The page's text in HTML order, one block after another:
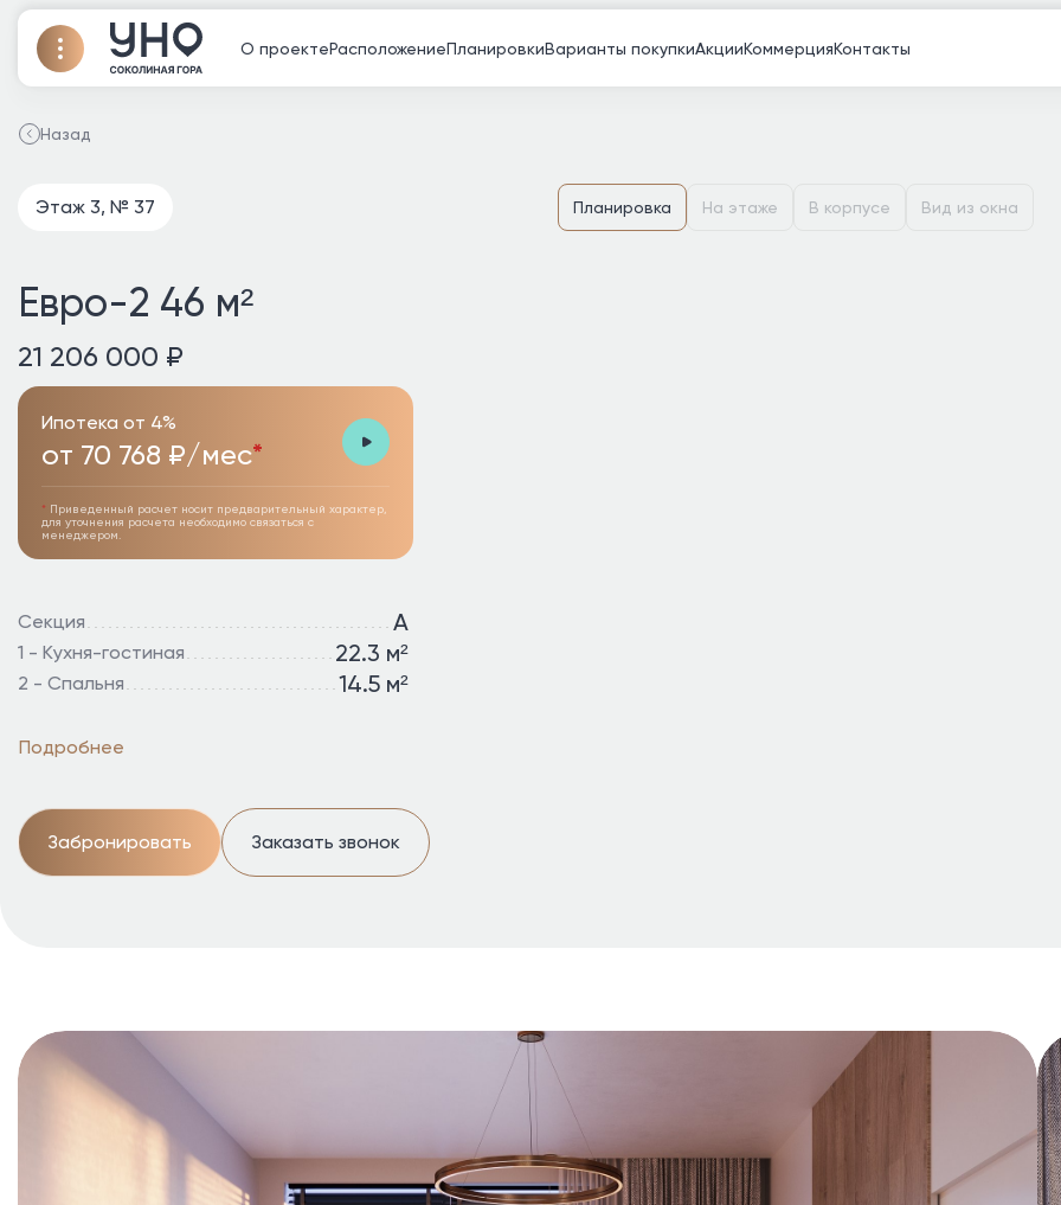
О проектеРасположениеПланировкиВарианты покупкиАкцииКоммерцияКонтакты
Назад
Этаж 3, № 37
Евро-2 46 м²
21 206 000 ₽
Ипотека от 4%
от 70 768 ₽/мес*
* Приведенный расчет носит предварительный характер,
для уточнения расчета необходимо связаться с
менеджером.
Секция А
1 - Кухня-гостиная 22.3 м²
2 - Спальня 14.5 м²
Подробнее
Забронировать Заказать звонок
Планировка На этаже В корпусе Вид из окна